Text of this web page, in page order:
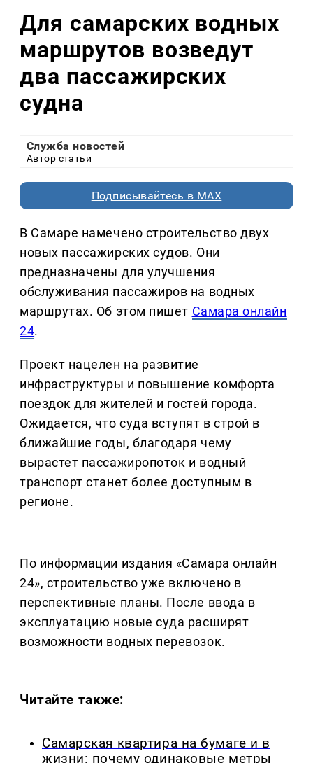
Для самарских водных
маршрутов возведут
два пассажирских
судна
Служба новостей
Автор статьи
Подписывайтесь в MAX
В Самаре намечено строительство двух
новых пассажирских судов. Они
предназначены для улучшения
обслуживания пассажиров на водных
маршрутах. Об этом пишет Самара онлайн
24.
Проект нацелен на развитие
инфраструктуры и повышение комфорта
поездок для жителей и гостей города.
Ожидается, что суда вступят в строй в
ближайшие годы, благодаря чему
вырастет пассажиропоток и водный
транспорт станет более доступным в
регионе.
По информации издания «Самара онлайн
24», строительство уже включено в
перспективные планы. После ввода в
эксплуатацию новые суда расширят
возможности водных перевозок.
Читайте также:
Самарская квартира на бумаге и в
жизни: почему одинаковые метры